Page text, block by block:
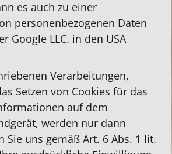
es auch zu einer
personenbezogenen Daten
Google LLC. in den USA
Verarbeitungen,
Setzen von Cookies für das
auf dem
werden nur dann
Sie uns gemäß Art. 6 Abs. 1 lit.